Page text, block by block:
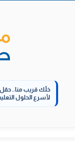
خلّك قريب منا.. حمّل
لأسرع الحلول